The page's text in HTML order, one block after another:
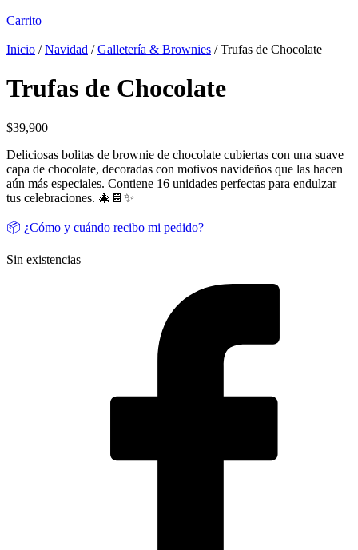
Carrito
Inicio /Navidad /Galletería & Brownies / Trufas de Chocolate
Trufas de Chocolate
$39,900
Deliciosas bolitas de brownie de chocolate cubiertas con una suave
capa de chocolate, decoradas con motivos navideños que las hacen
aún más especiales. Contiene 16 unidades perfectas para endulzar
tus celebraciones. 🎄🍫✨
📦 ¿Cómo y cuándo recibo mi pedido?
Sin existencias